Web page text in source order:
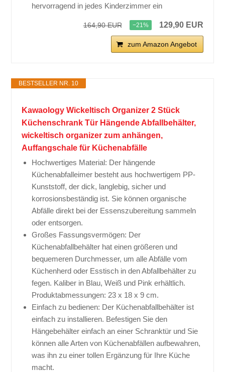
hervorragend in jedes Kinderzimmer ein
164,90 EUR −21% 129,90 EUR
zum Amazon Angebot
BESTSELLER NR. 10
Kawaology Wickeltisch Organizer 2 Stück
Küchenschrank Tür Hängende Abfallbehälter,
wickeltisch organizer zum anhängen,
Auffangschale für Küchenabfälle
Hochwertiges Material: Der hängende
Küchenabfalleimer besteht aus hochwertigem PP-
Kunststoff, der dick, langlebig, sicher und
korrosionsbeständig ist. Sie können organische
Abfälle direkt bei der Essenszubereitung sammeln
oder entsorgen.
Großes Fassungsvermögen: Der
Küchenabfallbehälter hat einen größeren und
bequemeren Durchmesser, um alle Abfälle vom
Küchenherd oder Esstisch in den Abfallbehälter zu
fegen. Kaliber in Blau, Weiß und Pink erhältlich.
Produktabmessungen: 23 x 18 x 9 cm.
Einfach zu bedienen: Der Küchenabfallbehälter ist
einfach zu installieren. Befestigen Sie den
Hängebehälter einfach an einer Schranktür und Sie
können alle Arten von Küchenabfällen aufbewahren,
was ihn zu einer tollen Ergänzung für Ihre Küche
macht.